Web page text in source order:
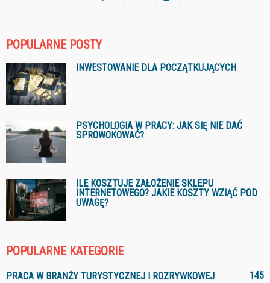
POPULARNE POSTY
INWESTOWANIE DLA POCZĄTKUJĄCYCH
PSYCHOLOGIA W PRACY: JAK SIĘ NIE DAĆ
SPROWOKOWAĆ?
ILE KOSZTUJE ZAŁOŻENIE SKLEPU
INTERNETOWEGO? JAKIE KOSZTY WZIĄĆ POD
UWAGĘ?
POPULARNE KATEGORIE
PRACA W BRANŻY TURYSTYCZNEJ I ROZRYWKOWEJ
145